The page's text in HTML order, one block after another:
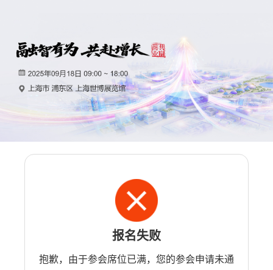
报名失败
抱歉，由于参会席位已满，您的参会申请未通